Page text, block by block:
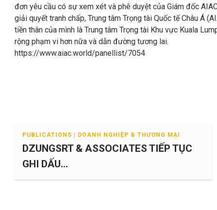
đơn yêu cầu có sự xem xét và phê duyệt của Giám đốc
giải quyết tranh chấp, Trung tâm Trọng tài Quốc tế Châu Á
tiền thân của mình là Trung tâm Trọng tài Khu vực Kuala
rộng phạm vi hơn nữa và dẫn đường tương lai.
https://www.aiac.world/panellist/7054
PUBLICATIONS | DOANH NGHIỆP & THƯƠNG MẠI
DZUNGSRT & ASSOCIATES TIẾP TỤC
GHI DẤU...